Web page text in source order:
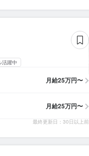
活躍中
月給25万円〜
月給25万円〜
最終更新日：30日以上前